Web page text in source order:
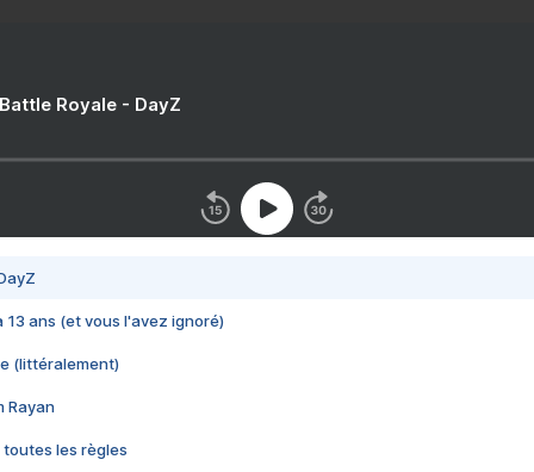
Royale - DayZ
13 ans (et vous l'avez ignoré)
(littéralement)
Rayan
toutes les règles